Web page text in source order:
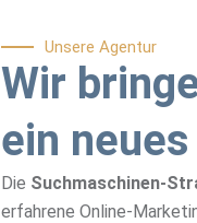
Unsere Agentur
Wir
ein
Die Suchmaschinen-
erfahrene Online-